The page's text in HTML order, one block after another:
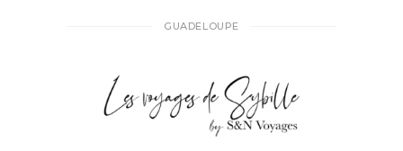
GUADELOUPE